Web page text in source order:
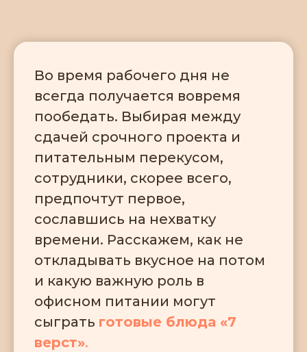
Во время рабочего дня не
всегда получается вовремя
пообедать. Выбирая между
сдачей срочного проекта и
питательным перекусом,
сотрудники, скорее всего,
предпочтут первое,
сославшись на нехватку
времени. Расскажем, как не
откладывать вкусное на потом
и какую важную роль в
офисном питании могут
сыграть готовые блюда «7
верст».